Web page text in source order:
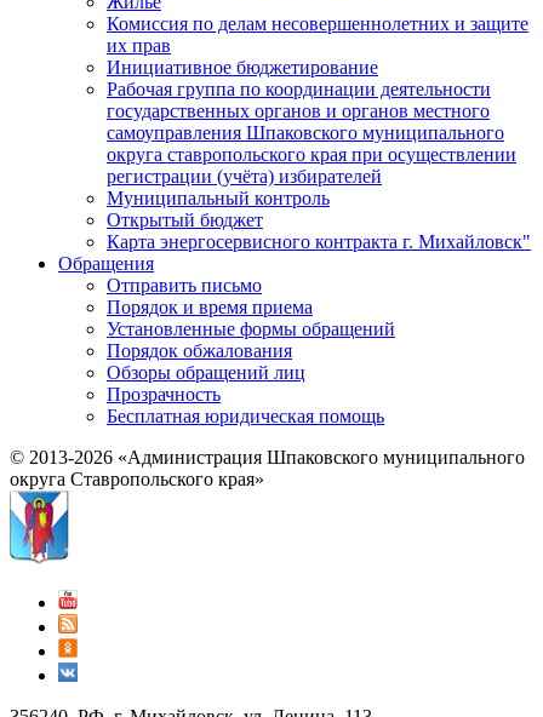
Комиссия по делам несовершеннолетних и защите
их прав
Инициативное бюджетирование
Рабочая группа по координации деятельности
государственных органов и органов местного
самоуправления Шпаковского муниципального
округа ставропольского края при осуществлении
регистрации (учёта) избирателей
Муниципальный контроль
Открытый бюджет
Карта энергосервисного контракта г. Михайловск"
Обращения
Отправить письмо
Порядок и время приема
Установленные формы обращений
Порядок обжалования
Обзоры обращений лиц
Прозрачность
Бесплатная юридическая помощь
© 2013-2026 «Администрация Шпаковского муниципального
округа Ставропольского края»